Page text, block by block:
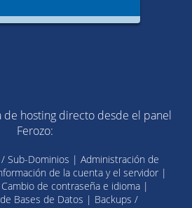
hosting directo desde el panel
Ferozo:
Sub-Dominios | Administración de
de la cuenta y el servidor |
de contraseña e idioma |
Bases de Datos | Backups /